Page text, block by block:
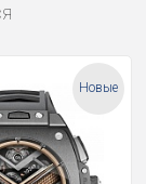
Новые